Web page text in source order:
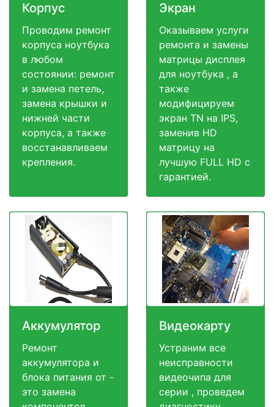
Корпус
Проводим ремонт
корпуса ноутбука
в любом
состоянии: ремонт
и замена петель,
замена крышки и
нижней части
корпуса, а также
восстанавливаем
крепления.
Экран
Оказываем услуги
ремонта и замены
матрицы дисплея
для ноутбука , а
также
модифицируем
экран TN на IPS,
заменив HD
матрицу на
лучшую FULL HD c
гарантией.
Аккумулятор
Ремонт
аккумулятора и
блока питания от -
это замена
Видеокарту
Устраним все
неисправности
видеочипа для
серии , проведем